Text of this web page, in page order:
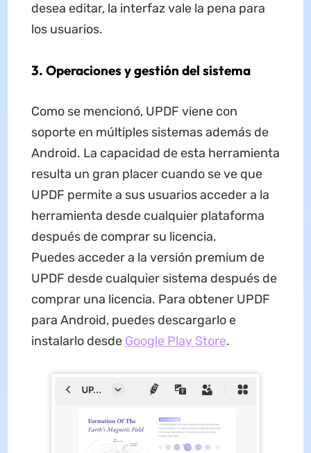
desea editar, la interfaz vale la pena para
los usuarios.
3. Operaciones y gestión del sistema
Como se mencionó, UPDF viene con
soporte en múltiples sistemas además de
Android. La capacidad de esta herramienta
resulta un gran placer cuando se ve que
UPDF permite a sus usuarios acceder a la
herramienta desde cualquier plataforma
después de comprar su licencia.
Puedes acceder a la versión premium de
UPDF desde cualquier sistema después de
comprar una licencia. Para obtener UPDF
para Android, puedes descargarlo e
instalarlo desde Google Play Store.